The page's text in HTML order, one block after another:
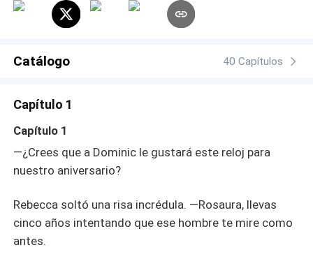
Catálogo 40 Capítulos
Capítulo 1
Capítulo 1
—¿Crees que a Dominic le gustará este reloj para
nuestro aniversario?
Rebecca soltó una risa incrédula. —Rosaura, llevas
cinco años intentando que ese hombre te mire como
antes.